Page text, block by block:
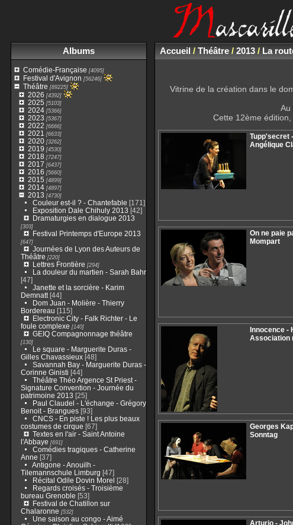
Albums
Comédie-Française [4095]
Festival d'Avignon [56246]
Théâtre [89225]
2026 [4392]
2025 [5103]
2024[5366]
2023 [5367]
2022 [6666]
2021 [6633]
2020[3262]
2019 [4530]
2018 [7247]
2017 [6437]
2016 [5660]
2015 [4899]
2014[4897]
2013 [4730]
Couleur est-il ? - Chantefable [171]
Exposition Dale Chihuly 2013 [42]
Dramaturgies en dialogue 2013
[303]
Festival Printemps d'Europe 2013
[647]
Journées de Lyon des Auteurs de
Théâtre [220]
Lettres Frontière [294]
La douleur du martien - Sarah Bahr
[47]
Janette et la sorcière - Karim
Demnatt [44]
Dom Juan - Molière - Thierry
Bordereau [115]
Electronic City - Falk Richter - Le
foule complexe [140]
GEIQ Compagnonnage théâtre
[130]
Le square - Marguerite Duras -
Gilles Chavassieux[48]
Savannah Bay - Marguerite Duras -
Corinne Ginisti [44]
Théâtre Théo Argence St Priest -
Signature Convention - Journée du
patrimoine 2013 [25]
Paul Claudel - L'échange - Grégory
Benoit - Brangues[93]
CNCS - En piste ! Les plus beaux
costumes de cirque [67]
Textes en l'air - Saint Antoine
l'Abbaye [691]
Comédies tragiques - Catherine
Anne [37]
Antigone - Anouilh -
Tilemannschule Limburg [47]
Récital Odile Dovin Morel [28]
Regards croisés - Troisième
bureau Grenoble [53]
Festival de Chatillon sur
Chalaronne [532]
Une saison au congo - Aimé
Accueil/ Théâtre/ 2013/ La
Vitrine de la création dans le
Au
Cette 12ème
Tupp'secret
Angélique
On ne paie
Mompart
Innocence -
Association
Georges
Sonntag